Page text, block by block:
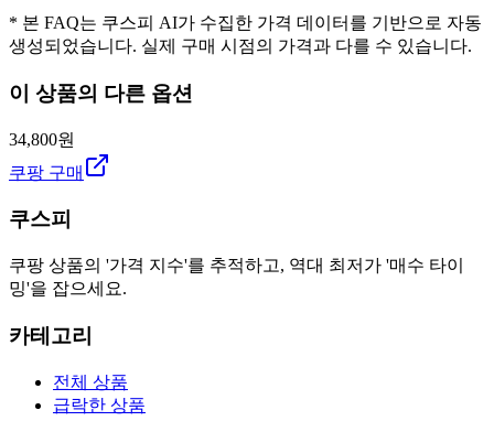
* 본 FAQ는 쿠스피 AI가 수집한 가격 데이터를 기반으로 자동
생성되었습니다. 실제 구매 시점의 가격과 다를 수 있습니다.
이 상품의 다른 옵션
34,800원
쿠팡 구매
쿠스피
쿠팡 상품의 '가격 지수'를 추적하고, 역대 최저가 '매수 타이
밍'을 잡으세요.
카테고리
전체 상품
급락한 상품